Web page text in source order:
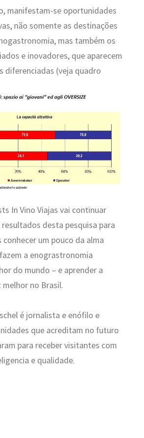
manifestam-se oportunidades
não somente as destinações
mas também os
e inovadores, que aparecem
diferenciadas (veja quadro
In Vino Viajas vai continuar
desta pesquisa para
conhecer um pouco da alma
a enograstronomia
do mundo – e aprender a
melhor no Brasil.
é jornalista e enófilo e
que acreditam no futuro
para receber visitantes com
e qualidade.